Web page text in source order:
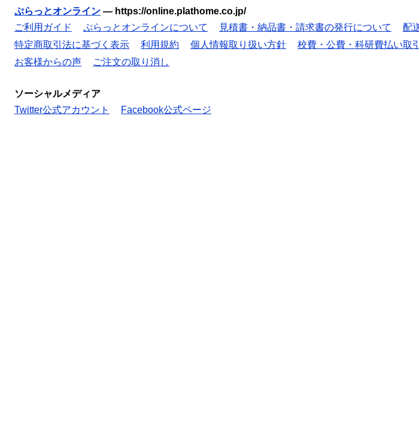
ぷらっとオンライン — https://online.plathome.co.jp/
ご利用ガイド
ぷらっとオンラインについて 見積書・納品書・請求書の発行について 配
特定商取引法に基づく表示
利用規約 個人情報取り扱い方針 校費・公費・科研費払い取
お客様からの声
ご注文の取り消し
ソーシャルメディア
Twitter公式アカウント
Facebook公式ページ